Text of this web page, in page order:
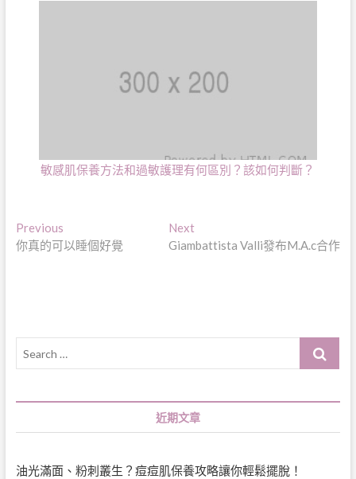
敏感肌保養方法和過敏護理有何區別？該如何判斷？
文
章
PreviousPrevious
post:
你真的可以睡個好覺
NextNext
post:
Giambattista Valli發布M.A.c合作
Search
近期文章
油光滿面、粉刺叢生？痘痘肌保養攻略讓你輕鬆擺脫！